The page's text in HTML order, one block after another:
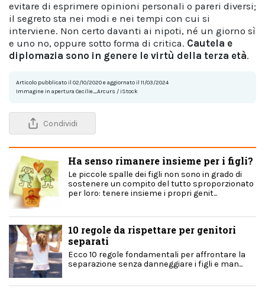
evitare di esprimere opinioni personali o pareri diversi;
il segreto sta nei modi e nei tempi con cui si
interviene. Non certo davanti ai nipoti, né un giorno sì
e uno no, oppure sotto forma di critica. Cautela e
diplomazia sono in genere le virtù della terza età.
Articolo pubblicato il 02/10/2020 e aggiornato il 11/03/2024
Immagine in apertura Cecilie_Arcurs / iStock
Condividi
Ha senso rimanere insieme per i figli?
Le piccole spalle dei figli non sono in grado di
sostenere un compito del tutto sproporzionato
per loro: tenere insieme i propri genit...
10 regole da rispettare per genitori
separati
Ecco 10 regole fondamentali per affrontare la
separazione senza danneggiare i figli e man...